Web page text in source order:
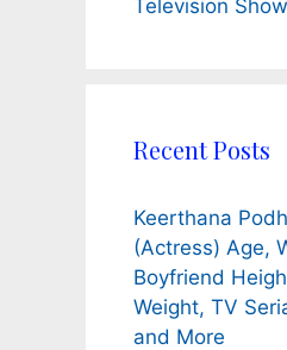
Television Show
Recent Posts
Keerthana
(Actress) Age,
Boyfriend
Weight, TV
and More